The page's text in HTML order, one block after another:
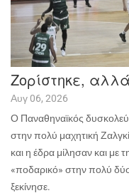
Ζορίστηκε,
Αυγ 06, 2026
Ο Παναθηναϊκός
στην πολύ μαχητική
και η έδρα μίλησαν και με
«ποδαρικό» στην πολύ
ξεκίνησε.